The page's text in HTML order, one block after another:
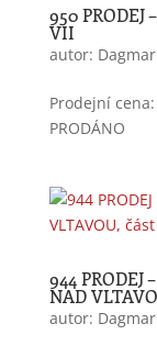
950 PRODEJ
VII
autor:
Prodejní
PRODÁNO
944 PRODEJ
NAD
autor:
uchovávání
produktů v
košíku,
seznamu
oblíbených
výrobků
filtrů,
nákupní
nastavení
soukromí.